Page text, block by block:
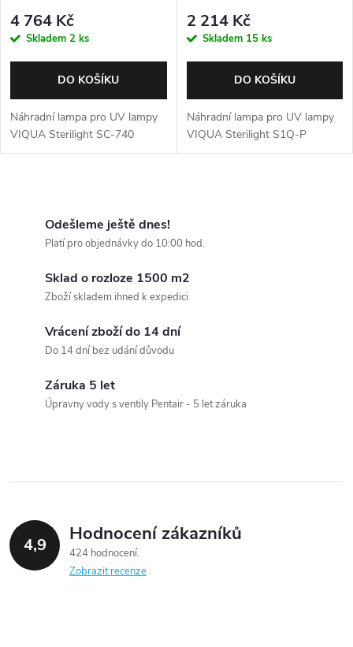
4 764 Kč
Skladem 2 ks
DO KOŠÍKU
Náhradní lampa pro UV lampy
VIQUA Sterilight SC-740
2 214 Kč
Skladem 15 ks
DO KOŠÍKU
Náhradní lampa pro UV lampy
VIQUA Sterilight S1Q-P
r
v
k
Odešleme ještě dnes!
Platí pro objednávky do 10:00 hod.
Sklad o rozloze 1500 m2
Zboží skladem ihned k expedici
Vrácení zboží do 14 dní
Do 14 dní bez udání důvodu
Záruka 5 let
Úpravny vody s ventily Pentair - 5 let záruka
4,9 Hodnocení zákazníků
424 hodnocení
Zobrazit recenze